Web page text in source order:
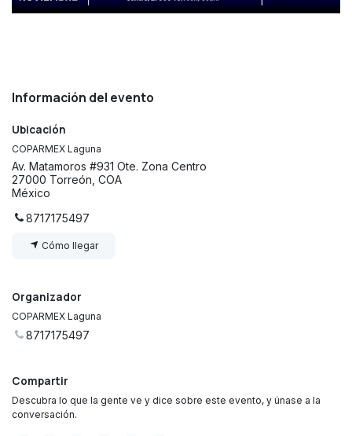
Información del evento
Ubicación
COPARMEX Laguna
Av. Matamoros #931 Ote. Zona Centro
27000 Torreón, COA
México
8717175497
Cómo llegar
Organizador
COPARMEX Laguna
8717175497
Compartir
Descubra lo que la gente ve y dice sobre este evento, y únase a la
conversación.